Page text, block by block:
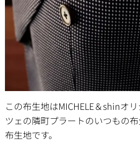
この布生地はMICHELE＆shinオ
ツェの隣町プラートのいつもの
布生地です。